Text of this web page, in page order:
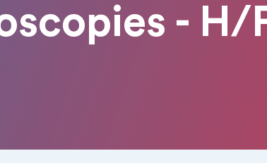
- H/